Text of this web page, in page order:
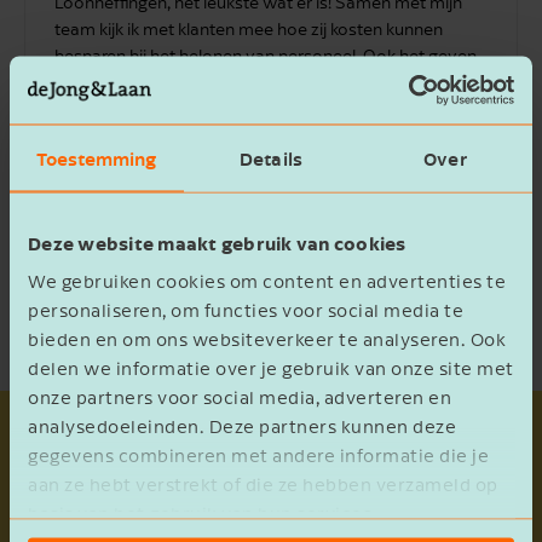
Toestemming Details Over
Deze website maakt gebruik van cookies
We gebruiken cookies om content en advertenties te
personaliseren, om functies voor social media te
bieden en om ons websiteverkeer te analyseren. Ook
delen we informatie over je gebruik van onze site met
onze partners voor social media, adverteren en
analysedoeleinden. Deze partners kunnen deze
gegevens combineren met andere informatie die je
aan ze hebt verstrekt of die ze hebben verzameld op
basis van het gebruik van hun services.
team kijk ik met klanten mee hoe zij kosten kunnen
besparen bij het belonen van personeel. Ook het geven
van presentaties op mijn vakgebied, zowel intern als
extern, geeft mij veel energie. Het contact met klanten &
is mijn grootste drive!
Let op!
De zogenaamde goedkeuring voor de aanwijzing